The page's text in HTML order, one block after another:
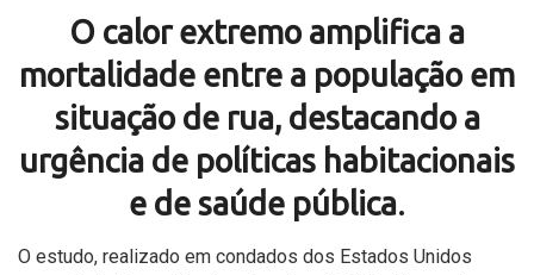
O calor extremo amplifica a
mortalidade entre a população em
situação de rua, destacando a
urgência de políticas habitacionais
e de saúde pública.
O estudo, realizado em condados dos Estados Unidos